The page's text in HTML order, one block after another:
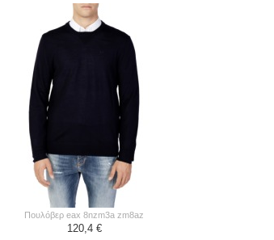
πουλόβερ eax 8nzm3a zm8az
120,4 €